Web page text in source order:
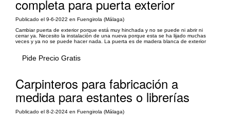
completa para puerta exterior
Publicado el 9-6-2022 en Fuengirola (Málaga)
Cambiar puerta de exterior porque está muy hinchada y no se puede ni abrir ni
cerrar ya. Necesito la instalación de una nueva porque esta se ha lijado muchas
veces y ya no se puede hacer nada. La puerta es de madera blanca de exterior
Pide Precio Gratis
Carpinteros para fabricación a
medida para estantes o librerías
Publicado el 8-2-2024 en Fuengirola (Málaga)